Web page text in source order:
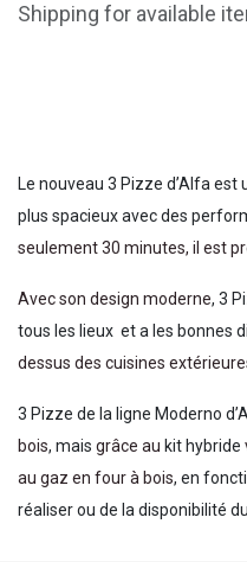
Shipping for available
Le nouveau 3 Pizze d’Alfa
plus spacieux avec des
seulement 30 minutes, il est
Avec son design moderne, 3
tous les lieux et a les bonnes
dessus des cuisines
3 Pizze de la ligne Moderno
bois, mais grâce au kit hybride
au gaz en four à bois, en
réaliser ou de la disponibilité